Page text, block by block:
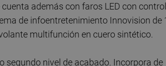
además con faros LED con control
de infoentretenimiento Innovision de
multifunción en cuero sintético.
segundo nivel de acabado. Incorpora de